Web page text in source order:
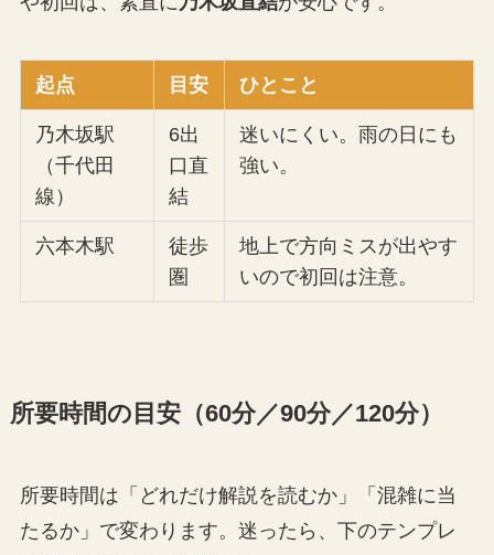
起点 目安 ひとこと
乃木坂駅
（千代田
線）
6出
口直
結
迷いにくい。雨の日にも
強い。
六本木駅
徒歩
圏
地上で方向ミスが出やす
いので初回は注意。
所要時間の目安（60分／90分／120分）
所要時間は「どれだけ解説を読むか」「混雑に当
たるか」で変わります。迷ったら、下のテンプレ